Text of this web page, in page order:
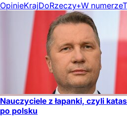
OpinieKrajDoRzeczy+W numerze
Nauczyciele z łapanki, czyli
po polsku